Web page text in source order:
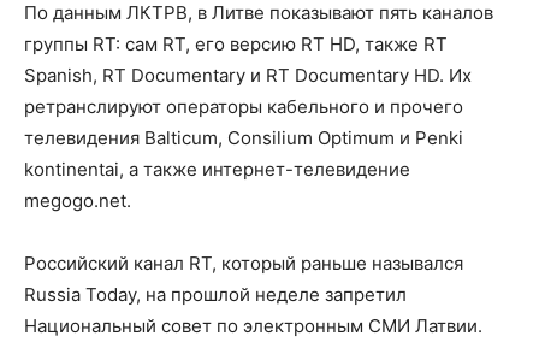
По данным ЛКТРВ, в Литве показывают пять каналов
группы RT: сам RT, его версию RT HD, также RT
Spanish, RT Documentary и RT Documentary HD. Их
ретранслируют операторы кабельного и прочего
телевидения Balticum, Consilium Optimum и Penki
kontinentai, а также интернет-телевидение
megogo.net.
Российский канал RT, который раньше назывался
Russia Today, на прошлой неделе запретил
Национальный совет по электронным СМИ Латвии.